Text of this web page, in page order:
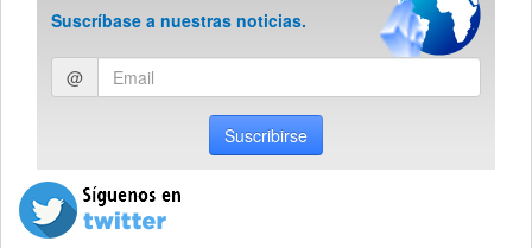
Suscríbase a nuestras noticias.
Ingresar
email
@
Suscribirse